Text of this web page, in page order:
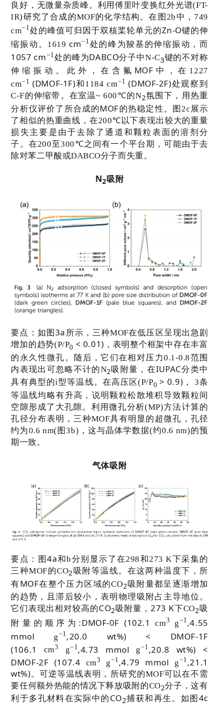
良好，无微量杂质峰。利用傅里叶变换红外光谱(FT-
IR)研究了合成的MOF的化学结构。在图 2b 中， 749
cm−1处的峰值可归因于双核桨轮单元的Zn-O键的伸
缩振动。 1619 cm−1 处的峰为羧基的伸缩振动，而
1057 cm−1处的峰为DABCO分子中N-C3键的不对称
伸缩振动。此外，在含氟 MOF 中，在 1227
cm−1 (DMOF-1F)和 1184 cm−1 (DMOF-2F)处观察到
C-F的伸缩带。在室温~ 600℃的N2氛围下，用热重
分析仪评价了所合成的MOF的热稳定性。图 2c 展示
了相似的热重曲线，在200℃ 以下表现出较大的重量
损失主要是由于去除了通道和颗粒表面的溶剂分
子。在200至300℃之间有一个平台期，可能由于去
除对苯二甲酸或DABCO分子而失重。
N2吸附
要点： 如图 3a 所示，三种MOF在低压区呈现出急剧
增加的趋势(P/P0 < 0.01) ，表明整个框架中存在丰富
的永久性微孔。随后，它们在相对压力0.1-0.8范围
内表现出可忽略不计的N2吸附量，在IUPAC分类中
具有典型的i型等温线。在高压区(P/P0 > 0.9) ， 3条
等温线均略有升高，说明颗粒松散堆积导致颗粒间
空隙形成了大孔隙。利用微孔分析(MP)方法计算的
孔径分布表明，三种MOF具有明显的超微孔，孔径
约为0.6 nm( 图3b) ，这与晶体学数据(约0.6 nm)的预
期一致。
气体吸附
要点： 图4a和b分别显示了在298和273 K下采集的
三种MOF的CO2吸附等温线。在这两种温度下，所
有MOF在整个压力区域的CO2吸附量都呈逐渐增加
的趋势，且滞后较小，表明物理吸附占主导地位。
它们表现出相对较高的CO2吸附量，273 K下CO2吸
附量的顺序为 :DMOF-0F (102.1cm3 g−1,4.55
mmol
g−1 ,20.0 wt%) < DMOF-1F
(106.1
cm3 g−1,4.73 mmol g−1 ,20.8 wt%) <
DMOF-2F (107.4
cm3 g−1,4.79 mmol g−1,21.1
wt%)。可逆等温线表明，所研究的MOF可以在不需
要任何额外热能的情况下释放吸附的CO2分子，这有
利于多孔材料在实际中的 CO2捕获和再生。如图 4c